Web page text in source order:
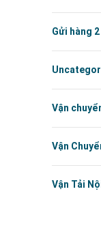
Gửi hàng
Vận
Vận
Vận Tải